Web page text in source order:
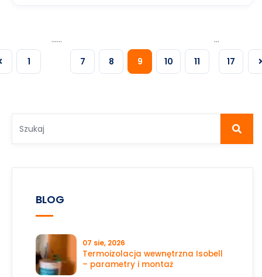
1
……
7 8 9 10 11
…
17
BLOG
07 sie, 2026
Termoizolacja wewnętrzna Isobell
– parametry i montaż